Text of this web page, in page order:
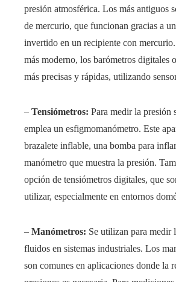
presión atmosférica. Los más antiguos
de mercurio, que funcionan gracias a
invertido en un recipiente con
más moderno, los barómetros digitales
más precisas y rápidas, utilizando
– Tensiómetros: Para medir la presión
emplea un esfigmomanómetro. Este
brazalete inflable, una bomba para
manómetro que muestra la presión.
opción de tensiómetros digitales, que
utilizar, especialmente en entornos
– Manómetros: Se utilizan para medir
fluidos en sistemas industriales. Los
son comunes en aplicaciones donde la